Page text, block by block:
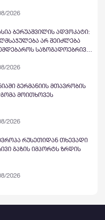
ქართულ-აფხაზური
ისტორიულ ჩიხში
უწყობს ხელს. არის თუ
კლასიკური სამშობლოს
2026
ბერუაშვილის ადვოკატი:
არ შეიძლება
საზოგადოებრივი
შექმნილ საზოგადოებრივ
2026
გერმანიის მთავრობის
მოითხოვეს
2026
ევროპა რუსეთიდან თხევადი
გაზის იმპორტს ზრდის
2026